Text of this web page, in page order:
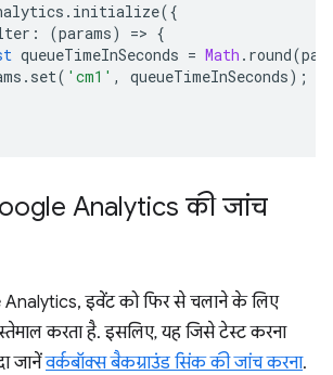
. initialize({
: (params) => {
queueTimeInSeconds = Math . round(
. set( 'cm1' , queueTimeInSeconds);
Analytics की जांच
इवेंट को फिर से चलाने के लिए
करता है. इसलिए, यह जिसे टेस्ट करना
जानेंवर्कबॉक्स बैकग्राउंड सिंक की जांच करना.